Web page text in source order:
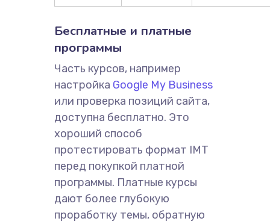
Бесплатные и платные
программы
Часть курсов, например
настройка Google My Business
или проверка позиций сайта,
доступна бесплатно. Это
хороший способ
протестировать формат IMT
перед покупкой платной
программы. Платные курсы
дают более глубокую
проработку темы, обратную